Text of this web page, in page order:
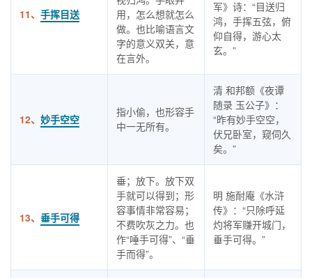
11、 手挥目送
用，怎么想就怎么
做。也比喻语言文
字的意义双关，意
在言外。
军》诗：“目送归
鸿，手挥五弦，俯
仰自得，游心太
玄。”
12、 妙手空空
指小偷，也形容手
中一无所有。
清 和邦额《夜谭
随录 玉公子》：
“昨有妙手空空，
伏兄卧室，窥伺久
矣。”
13、 垂手可得
垂；放下。放下双
手就可以得到；形
容事情非常容易；
不费吹灰之力。也
作“唾手可得”、“垂
手而得”。
明 施耐庵《水浒
传》：“只除呼延
灼将军赚开城门，
垂手可得。”